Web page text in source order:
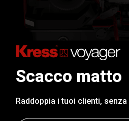
Scacco matto
Raddoppia i tuoi clienti,